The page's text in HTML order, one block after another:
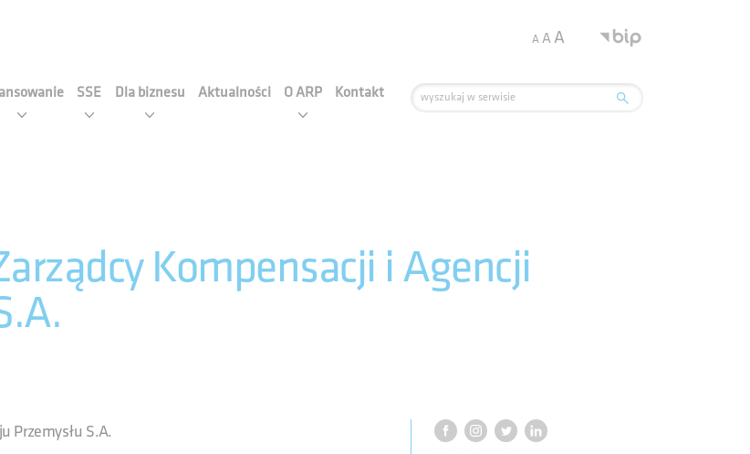
SSE Dla biznesu Aktualności O ARP Kontakt
AAA
Kompensacji i Agencji
Przemysłu S.A.